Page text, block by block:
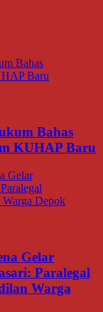
Bahas
KUHAP Baru
Gelar
Paralegal
Warga